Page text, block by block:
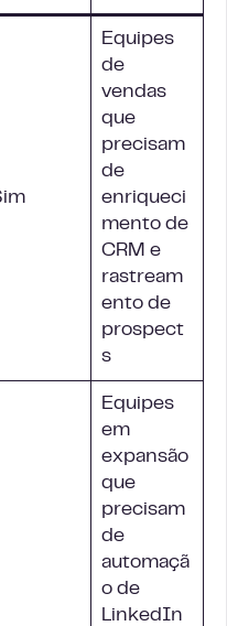
Equipes
de
vendas
que
precisam
de
enriqueci
mento de
CRM e
rastream
ento de
prospect
s
Equipes
em
expansão
que
precisam
de
automaçã
o de
LinkedIn